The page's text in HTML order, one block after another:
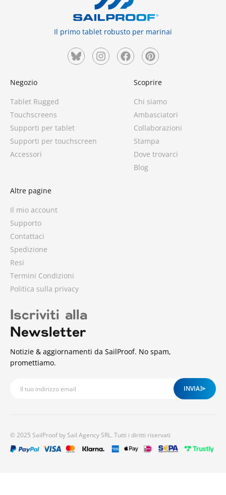
Il primo tablet robusto per marinai
Negozio
Tablet Rugged
Touchscreens
Supporti per tablet
Supporti per touchscreen
Accessori
Scoprire
Chi siamo
Ambasciatori
Collaborazioni
Stampa
Dove trovarci
Blog
Altre pagine
Il mio account
Supporto
Contattaci
Spedizione
Resi
Termini Condizioni
Politica sulla privacy
Iscriviti alla
Newsletter
Notizie & aggiornamenti da SailProof. No spam,
promettiamo.
INVIA
© 2025 SailProof by Sail Agency SRL. Tutti i diritti riservati